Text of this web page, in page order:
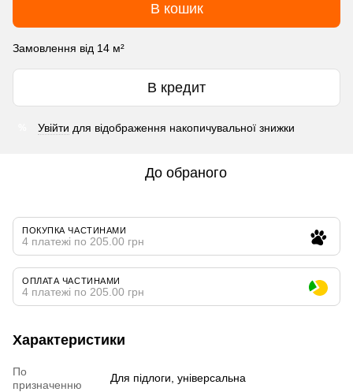
В кошик
Замовлення від 14 м²
В кредит
Увійти для відображення накопичувальної знижки
До обраного
ПОКУПКА ЧАСТИНАМИ
4 платежі по 205.00 грн
ОПЛАТА ЧАСТИНАМИ
4 платежі по 205.00 грн
Характеристики
По
призначенню
Для підлоги, універсальна